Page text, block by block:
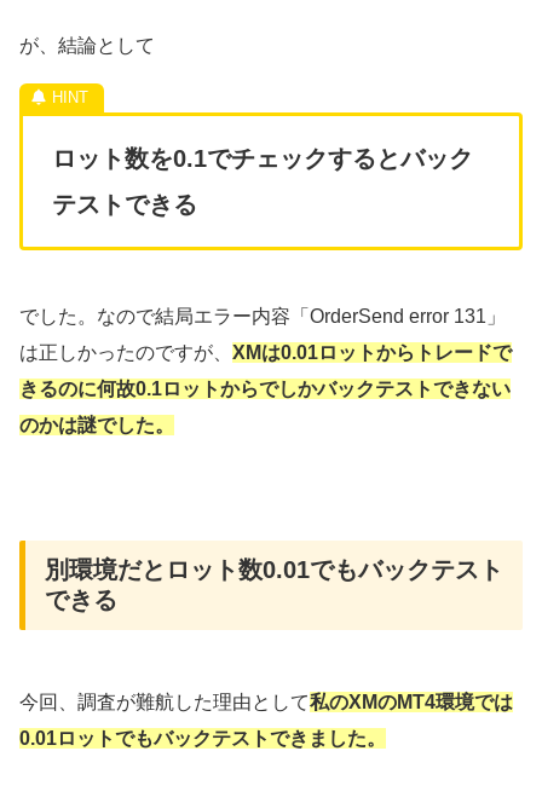
が、結論として
ロット数を0.1でチェックするとバック
テストできる
でした。なので結局エラー内容「OrderSend error 131」
は正しかったのですが、 XMは0.01ロットからトレードで
きるのに何故0.1ロットからでしかバックテストできない
のかは謎でした。
別環境だとロット数0.01でもバックテスト
できる
今回、調査が難航した理由として私のXMのMT4環境では
0.01ロットでもバックテストできました。